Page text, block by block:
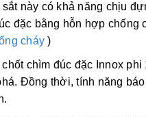
sắt này có khả năng chịu
đặc bằng hỗn hợp chống
cháy )
chìm đúc đặc Innox
Đồng thời, tính năng